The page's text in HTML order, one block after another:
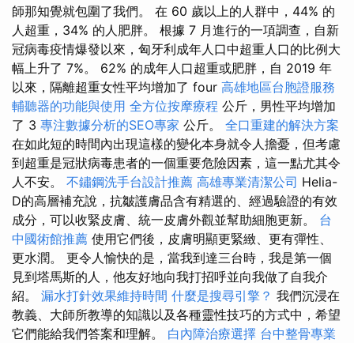
師那知覺就包圍了我們。 在 60 歲以上的人群中，44% 的
人超重，34% 的人肥胖。 根據 7 月進行的一項調查，自新
冠病毒疫情爆發以來，匈牙利成年人口中超重人口的比例大
幅上升了 7%。 62% 的成年人口超重或肥胖，自 2019 年
以來，隔離超重女性平均增加了 four 高雄地區台胞證服務
輔聽器的功能與使用 全方位按摩療程 公斤，男性平均增加
了 3 專注數據分析的SEO專家 公斤。 全口重建的解決方案
在如此短的時間內出現這樣的變化本身就令人擔憂，但考慮
到超重是冠狀病毒患者的一個重要危險因素，這一點尤其令
人不安。 不鏽鋼洗手台設計推薦 高雄專業清潔公司 Helia-
D的高層補充說，抗皺護膚品含有精選的、經過驗證的有效
成分，可以收緊皮膚、統一皮膚外觀並幫助細胞更新。 台
中國術館推薦 使用它們後，皮膚明顯更緊緻、更有彈性、
更水潤。 更令人愉快的是，當我到達三台時，我是第一個
見到塔馬斯的人，他友好地向我打招呼並向我做了自我介
紹。 漏水打針效果維持時間 什麼是搜尋引擎？ 我們沉浸在
教義、大師所教導的知識以及各種靈性技巧的方式中，希望
它們能給我們答案和理解。 白內障治療選擇 台中整骨專業